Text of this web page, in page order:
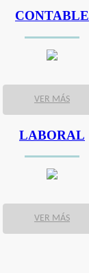
CONTABLE
VER MÁS
LABORAL
VER MÁS